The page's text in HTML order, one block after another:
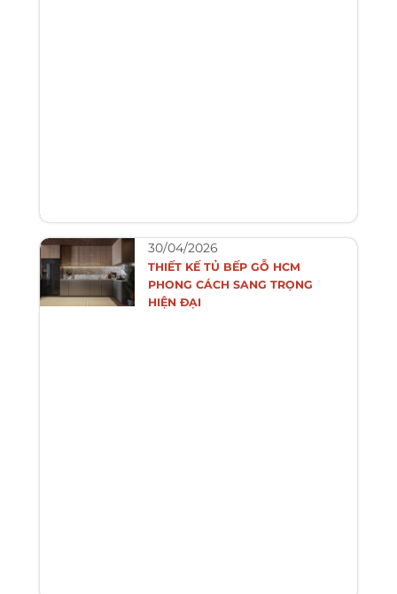
30/04/2026
THIẾT KẾ TỦ BẾP GỖ HCM
PHONG CÁCH SANG TRỌNG
HIỆN ĐẠI